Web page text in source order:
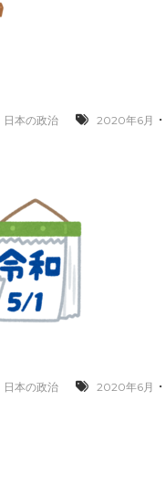
日本の政治 2020年6月 ・
日本の政治 2020年6月 ・